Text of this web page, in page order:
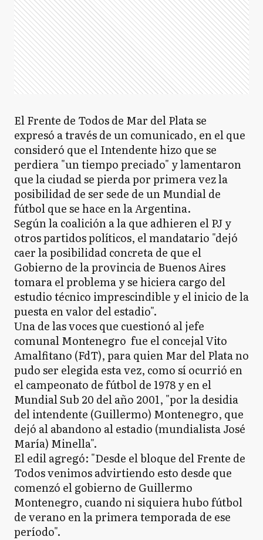
El Frente de Todos de Mar del Plata se
expresó a través de un comunicado, en el que
consideró que el Intendente hizo que se
perdiera "un tiempo preciado" y lamentaron
que la ciudad se pierda por primera vez la
posibilidad de ser sede de un Mundial de
fútbol que se hace en la Argentina.
Según la coalición a la que adhieren el PJ y
otros partidos políticos, el mandatario "dejó
caer la posibilidad concreta de que el
Gobierno de la provincia de Buenos Aires
tomara el problema y se hiciera cargo del
estudio técnico imprescindible y el inicio de la
puesta en valor del estadio".
Una de las voces que cuestionó al jefe
comunal Montenegro fue el concejal Vito
Amalfitano (FdT), para quien Mar del Plata no
pudo ser elegida esta vez, como sí ocurrió en
el campeonato de fútbol de 1978 y en el
Mundial Sub 20 del año 2001, "por la desidia
del intendente (Guillermo) Montenegro, que
dejó al abandono al estadio (mundialista José
María) Minella".
El edil agregó: "Desde el bloque del Frente de
Todos venimos advirtiendo esto desde que
comenzó el gobierno de Guillermo
Montenegro, cuando ni siquiera hubo fútbol
de verano en la primera temporada de ese
período".